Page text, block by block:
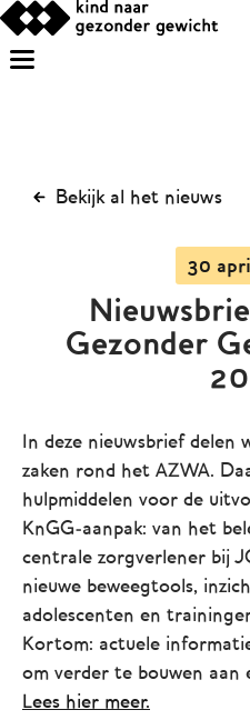
Bekijk al het nieuws
30
Gezonder
In deze nieuwsbrief delen
zaken rond het AZWA.
hulpmiddelen voor de
KnGG‑aanpak: van het
centrale zorgverlener bij
nieuwe beweegtools,
adolescenten en
Kortom: actuele
om verder te bouwen aan
Lees hier meer.